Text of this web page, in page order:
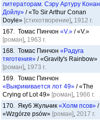
литераторам. Сэру Артуру Конан
Дойлу» / «To Sir Arthur Conan
Doyle» [стихотворение], 1912 г.
167. Томас Пинчон «V.» / «V.»
[роман], 1963 г.
168. Томас Пинчон «Радуга
тяготения» / «Gravity's Rainbow»
[роман], 1973 г.
169. Томас Пинчон
«Выкрикивается лот 49» / «The
Crying of Lot 49» [роман], 1966 г.
170. Якуб Жульчик «Холм псов» /
«Wzgórze psów» [роман], 2017 г.